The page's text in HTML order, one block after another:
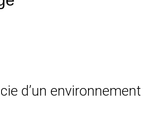
d’un environnement